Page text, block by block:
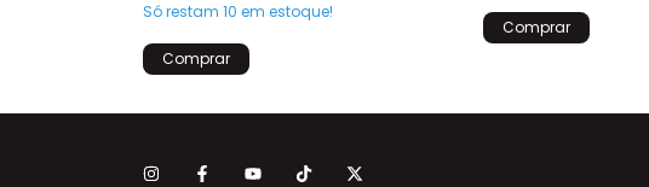
Só restam 10 em estoque!